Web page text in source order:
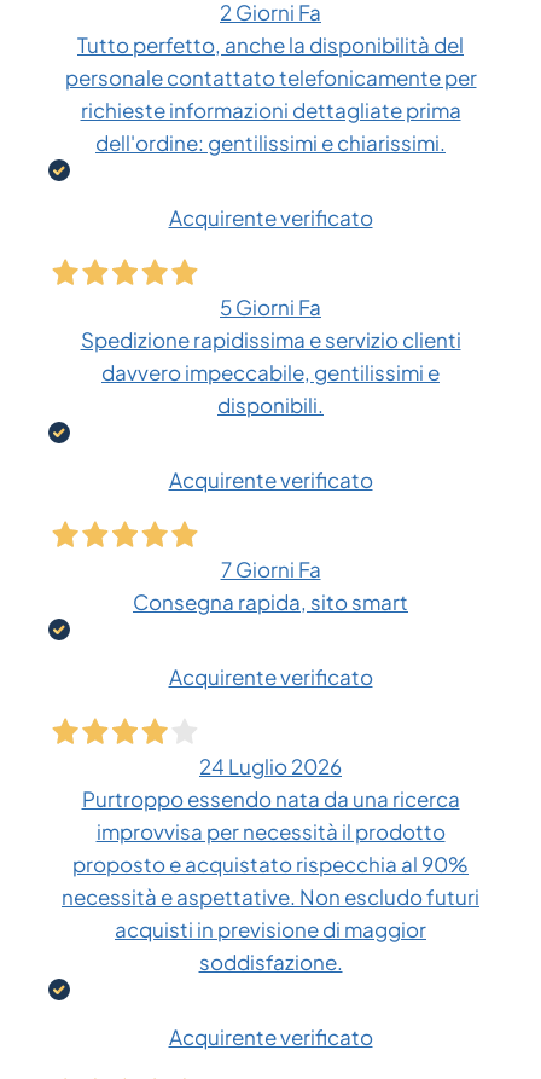
2 Giorni Fa
Tutto perfetto, anche la disponibilità del
personale contattato telefonicamente per
richieste informazioni dettagliate prima
dell'ordine: gentilissimi e chiarissimi.
Acquirente verificato
5 Giorni Fa
Spedizione rapidissima e servizio clienti
davvero impeccabile, gentilissimi e
disponibili.
Acquirente verificato
7 Giorni Fa
Consegna rapida, sito smart
Acquirente verificato
24 Luglio 2026
Purtroppo essendo nata da una ricerca
improvvisa per necessità il prodotto
proposto e acquistato rispecchia al 90%
necessità e aspettative. Non escludo futuri
acquisti in previsione di maggior
soddisfazione.
Acquirente verificato